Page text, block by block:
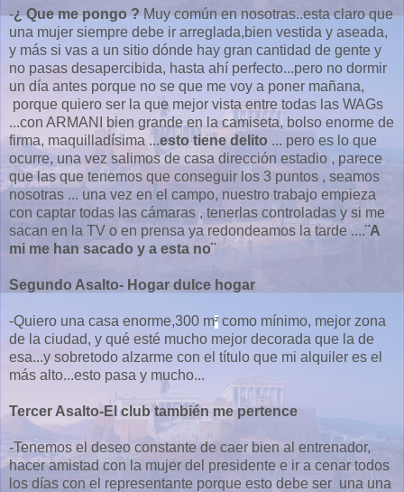
-¿ Que me pongo ?Muy común en nosotras..esta claro que
una mujer siempre debe ir arreglada,bien vestida y aseada,
y más si vas a un sitio dónde hay gran cantidad de gente y
no pasas desapercibida, hasta ahí perfecto...pero no dormir
un día antes porque no se que me voy a poner mañana,
porque quiero ser la que mejor vista entre todas las WAGs
...con ARMANI bien grande en la camiseta, bolso enorme de
firma, maquilladísima ...esto tiene delito ... pero es lo que
ocurre, una vez salimos de casa dirección estadio , parece
que las que tenemos que conseguir los 3 puntos , seamos
nosotras ... una vez en el campo, nuestro trabajo empieza
con captar todas las cámaras , tenerlas controladas y si me
sacan en la TV o en prensa ya redondeamos la tarde ....¨A
mi me han sacado y a esta no¨
Segundo Asalto- Hogar dulce hogar
-Quiero una casa enorme,300 m² como mínimo, mejor zona
de la ciudad, y qué esté mucho mejor decorada que la de
esa...y sobretodo alzarme con el título que mi alquiler es el
más alto...esto pasa y mucho...
Tercer Asalto-El club también me pertence
-Tenemos el deseo constante de caer bien al entrenador,
hacer amistad con la mujer del presidente e ir a cenar todos
los días con el representante porque esto debe ser una una